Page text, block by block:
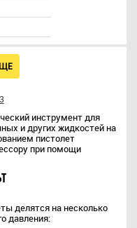
3
инструмент для
и других жидкостей на
пистолет
при помощи
делятся на несколько
давления: